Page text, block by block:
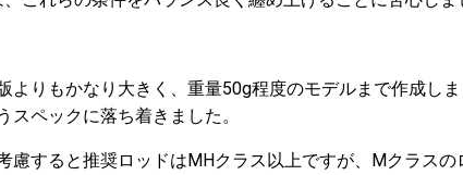
よりもかなり大きく、重量50g程度のモデルまで作成し
スペックに落ち着きました。
慮すると推奨ロッドはMHクラス以上ですが、Mクラス